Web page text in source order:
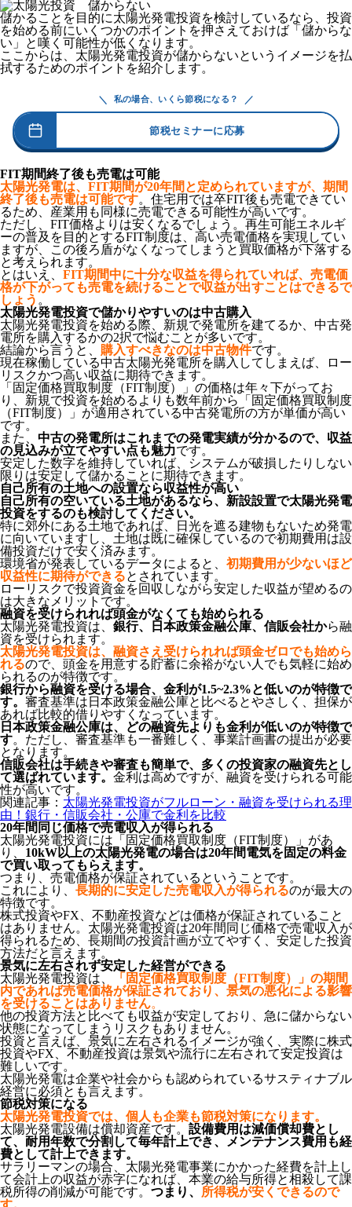
儲かることを目的に太陽光発電投資を検討しているなら、投資
を始める前にいくつかのポイントを押さえておけば「儲からな
い」と嘆く可能性が低くなります。
ここからは、太陽光発電投資が儲からないというイメージを払
拭するためのポイントを紹介します。
＼ 私の場合、いくら節税になる？ ／
節税セミナーに応募
FIT期間終了後も売電は可能
太陽光発電は、FIT期間が20年間と定められていますが、期間
終了後も売電は可能です。住宅用では卒FIT後も売電できてい
るため、産業用も同様に売電できる可能性が高いです。
ただし、FIT価格よりは安くなるでしょう。再生可能エネルギ
ーの普及を目的とするFIT制度は、高い売電価格を実現してい
ますが、この後ろ盾がなくなってしまうと買取価格が下落する
と考えられます。
とはいえ、 FIT期間中に十分な収益を得られていれば、売電価
格が下がっても売電を続けることで収益が出すことはできるで
しょう 。
太陽光発電投資で儲かりやすいのは中古購入
太陽光発電投資を始める際、新規で発電所を建てるか、中古発
電所を購入するかの2択で悩むことが多いです。
結論から言うと、 購入すべきなのは中古物件です。
現在稼働している中古太陽光発電所を購入してしまえば、ロー
リスクかつ高い収益に期待できます。
「固定価格買取制度（FIT制度）」の価格は年々下がってお
り、新規で投資を始めるよりも数年前から「固定価格買取制度
（FIT制度）」が適用されている中古発電所の方が単価が高い
です。
また、 中古の発電所はこれまでの発電実績が分かるので、収益
の見込みが立てやすい点も魅力です。
安定した数字を維持していれば、システムが破損したりしない
限りは安定して儲かることに期待できます。
自己所有の土地への設置なら収益性が高い
自己所有の空いている土地があるなら、新設設置で太陽光発電
投資をするのも検討してください。
特に郊外にある土地であれば、日光を遮る建物もないため発電
に向いていますし、土地は既に確保しているので初期費用は設
備投資だけで安く済みます。
環境省が発表しているデータによると、 初期費用が少ないほど
収益性に期待ができるとされています。
ローリスクで投資資金を回収しながら安定した収益が望めるの
は大きなメリットです。
融資を受けられれば頭金がなくても始められる
太陽光発電投資は、 銀行、日本政策金融公庫、信販会社から融
資を受けられます。
太陽光発電投資は、融資さえ受けられれば頭金ゼロでも始めら
れるので、頭金を用意する貯蓄に余裕がない人でも気軽に始め
られるのが特徴です。
銀行から融資を受ける場合、金利が1.5~2.3%と低いのが特徴で
す。 審査基準は日本政策金融公庫と比べるとやさしく、担保が
あれば比較的借りやすくなっています。
日本政策金融公庫は、どの融資先よりも金利が低いのが特徴で
す。ただし、審査基準も一番難しく、事業計画書の提出が必要
となります。
信販会社は手続きや審査も簡単で、多くの投資家の融資先とし
て選ばれています。 金利は高めですが、融資を受けられる可能
性が高いです。
関連記事： 太陽光発電投資がフルローン・融資を受けられる理
由！銀行・信販会社・公庫で金利を比較
20年間同じ価格で売電収入が得られる
太陽光発電投資には「固定価格買取制度（FIT制度）」があ
り、 10kW以上の太陽光発電の場合は20年間電気を固定の料金
で買い取ってもらえます。
つまり、売電価格が保証されているということです。
これにより、 長期的に安定した売電収入が得られるのが最大の
特徴です。
株式投資やFX、不動産投資などは価格が保証されていること
はありません。太陽光発電投資は20年間同じ価格で売電収入が
得られるため、長期間の投資計画が立てやすく、安定した投資
方法だと言えます。
景気に左右されず安定した経営ができる
太陽光発電投資は、
「固定価格買取制度（FIT制度）」の期間
内であれば売電価格が保証されており、景気の悪化による影響
を受けることはありません。
他の投資方法と比べても収益が安定しており、急に儲からない
状態になってしまうリスクもありません。
投資と言えば、景気に左右されるイメージが強く、実際に株式
投資やFX、不動産投資は景気や流行に左右されて安定投資は
難しいです。
太陽光発電は企業や社会からも認められているサスティナブル
経営に必須とも言えます。
節税対策になる
太陽光発電投資では、個人も企業も節税対策になります。
太陽光発電設備は償却資産です。 設備費用は減価償却費とし
て、耐用年数で分割して毎年計上でき、メンテナンス費用も経
費として計上できます。
サラリーマンの場合、太陽光発電事業にかかった経費を計上し
て会計上の収益が赤字になれば、本業の給与所得と相殺して課
税所得の削減が可能です。 つまり、 所得税が安くできるので
す。